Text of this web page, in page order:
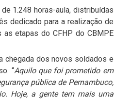
1.248 horas-aula, distribuídas
dedicado para a realização de
etapas do CFHP do CBMPE
chegada dos novos soldados e
“Aquilo que foi prometido em
pública de Pernambuco,
Hoje, a gente tem mais uma